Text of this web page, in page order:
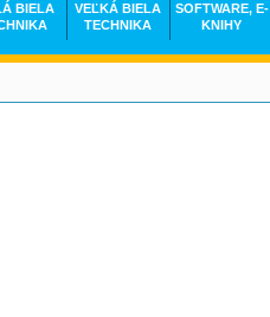
BIELA
VEĽKÁ BIELA
TECHNIKA
SOFTWARE, E-
KNIHY